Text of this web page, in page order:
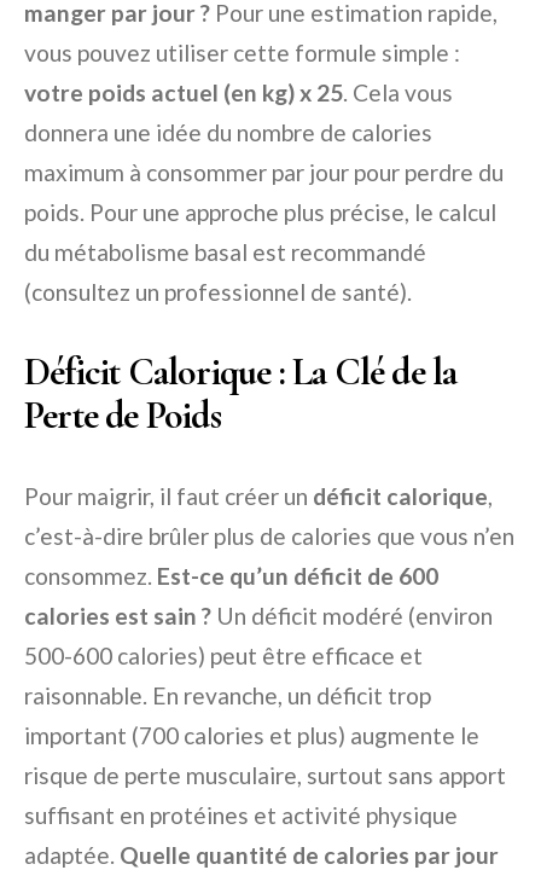
manger par jour ? Pour une estimation rapide,
vous pouvez utiliser cette formule simple :
votre poids actuel (en kg) x 25 . Cela vous
donnera une idée du nombre de calories
maximum à consommer par jour pour perdre du
poids. Pour une approche plus précise, le calcul
du métabolisme basal est recommandé
(consultez un professionnel de santé).
Déficit Calorique : La Clé de la
Perte de Poids
Pour maigrir, il faut créer un déficit calorique
c’est-à-dire brûler plus de calories que vous n’en
consommez. Est-ce qu’un déficit de 600
calories est sain ? Un déficit modéré (environ
500-600 calories) peut être efficace et
raisonnable. En revanche, un déficit trop
important (700 calories et plus) augmente le
risque de perte musculaire, surtout sans apport
suffisant en protéines et activité physique
adaptée. Quelle quantité de calories par jour